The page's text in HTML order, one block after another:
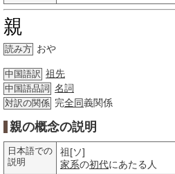
親
読み方 おや
中国語訳 祖先
中国語品詞 名詞
対訳の関係 完全同義関係
親の概念の説明
日本語での
説明
祖[ソ]
家系の初代にあたる人